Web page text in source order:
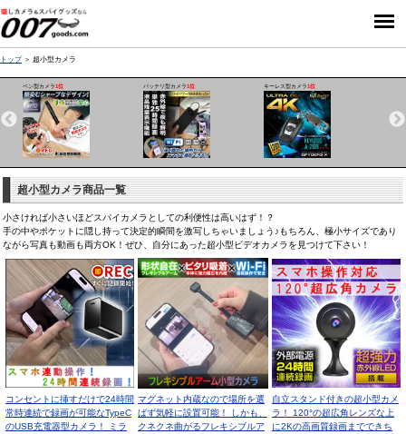
トップ 超小型カメラ
ペン型カメラ1位 バッテリ型カメラ1位 キーレス型カメラ1位
超小型カメラ商品一覧
小さければ小さいほどスパイカメラとしての利便性は高いはず！？
手の中やポケットに隠し持って決定的瞬間を激写しちゃいましょう♪もちろん、極小サイズであり
ながら写真も動画も両方OK！ぜひ、自分にあった超小型ビデオカメラを見つけて下さい！
コンセントに挿すだけで24時間
常時連続で録画が可能なTypeC
のUSB充電器型カメラ！ ミラ
マグネット内蔵なので場所を選
ばず気軽に設置可能！ しかも、
クネクネ曲がるフレキシブルア
自立スタンド付きの超小型カメ
ラ！ 120°の超広角レンズな上
に2Kの高画質録画までできち